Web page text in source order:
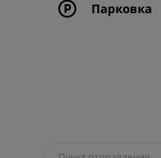
Парковка